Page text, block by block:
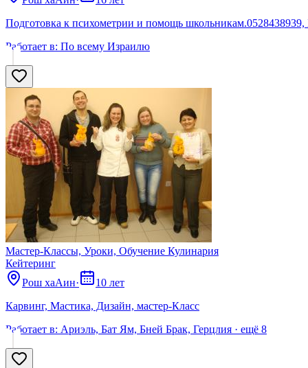
Подготовка к психометрии и помощь школьникам.0528438939,
Работает в: По всему Израилю
Мастер-Классы, Уроки, Обучение Кулинария
Кейтеринг
Рош хаАин·
10 лет
Карвинг, Мастика, Дизайн, мастер-Класс
Работает в: Ариэль, Бат Ям, Бней Брак, Герцлия · ещё 8